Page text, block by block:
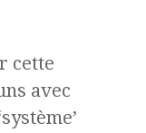
cette
avec